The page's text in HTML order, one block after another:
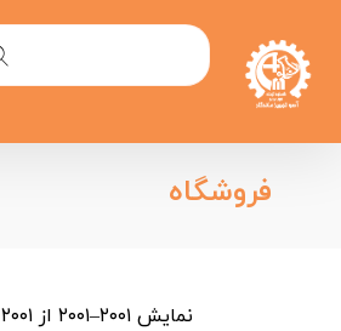
فروشگاه
نمایش ۲۰۰۱–۲۰۰۱ از ۲۰۰۱ نتیجه